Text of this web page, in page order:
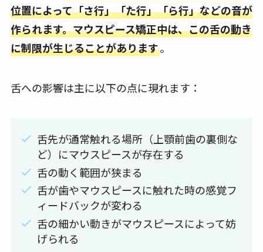
位置によって「さ行」「た行」「ら行」などの音が
作られます。マウスピース矯正中は、この舌の動き
に制限が生じることがあります。
舌への影響は主に以下の点に現れます：
舌先が通常触れる場所（上顎前歯の裏側な
ど）にマウスピースが存在する
舌の動く範囲が狭まる
舌が歯やマウスピースに触れた時の感覚フ
ィードバックが変わる
舌の細かい動きがマウスピースによって妨
げられる